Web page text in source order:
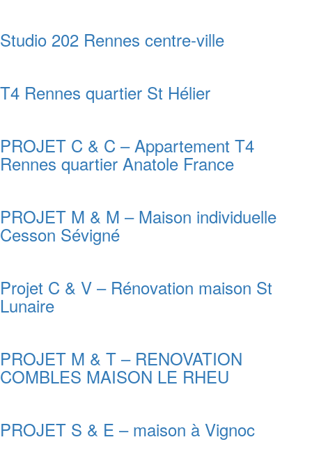
Studio 202 Rennes centre-ville
T4 Rennes quartier St Hélier
PROJET C & C – Appartement T4
Rennes quartier Anatole France
PROJET M & M – Maison individuelle
Cesson Sévigné
Projet C & V – Rénovation maison St
Lunaire
PROJET M & T – RENOVATION
COMBLES MAISON LE RHEU
PROJET S & E – maison à Vignoc